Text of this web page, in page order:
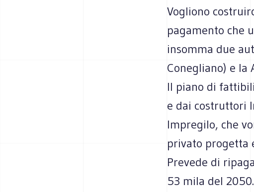
Vogliono
pagamento che
insomma due
Conegliano) e la
Il piano di
e dai costruttori
Impregilo, che
privato progetta
Prevede di
53 mila del